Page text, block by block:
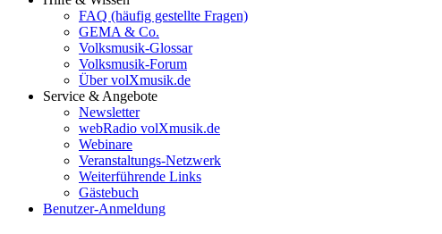
FAQ (häufig gestellte Fragen)
GEMA & Co.
Volksmusik-Glossar
Volksmusik-Forum
Über volXmusik.de
Service & Angebote
Newsletter
webRadio volXmusik.de
Webinare
Veranstaltungs-Netzwerk
Weiterführende Links
Gästebuch
Benutzer-Anmeldung